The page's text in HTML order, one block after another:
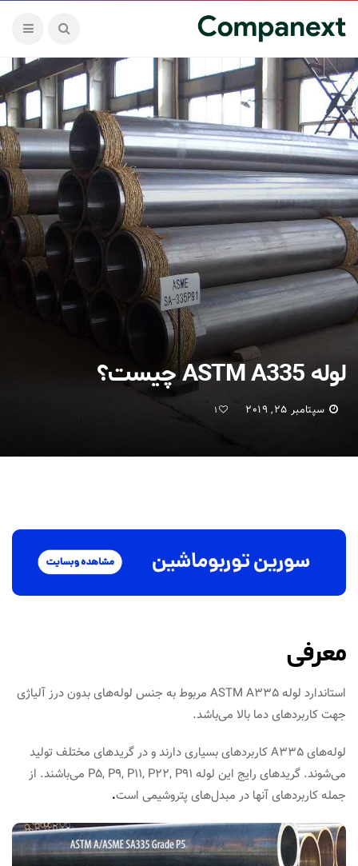
لوله ASTM A335 چیست؟
سپتامبر 25, 2019 1
معرفی
استاندارد لوله ASTM A335 مربوط به جنس لوله‌های بدون درز آلیاژی
جهت کاربردهای دما بالا می‌باشد.
لوله‌های A335 کاربردهای بسیاری دارند و در گریدهای مختلف تولید
می‌شوند. گریدهای رایج این لوله P5, P9, P11, P22, P91 می‌باشند. از
جمله کاربردهای آنها در مبدل‌های پتروشیمی است.